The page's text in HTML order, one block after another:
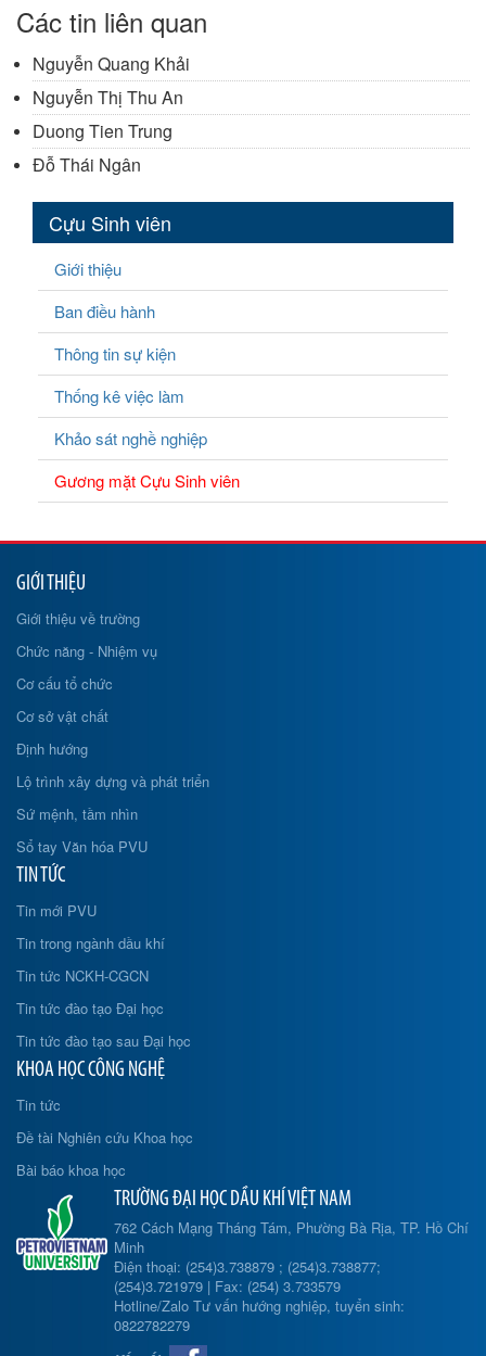
Các tin liên quan
Nguyễn Quang Khải
Nguyễn Thị Thu An
Duong Tien Trung
Đỗ Thái Ngân
Cựu Sinh viên
Giới thiệu
Ban điều hành
Thông tin sự kiện
Thống kê việc làm
Khảo sát nghề nghiệp
Gương mặt Cựu Sinh viên
GIỚI THIỆU
Giới thiệu về trường
Chức năng - Nhiệm vụ
Cơ cấu tổ chức
Cơ sở vật chất
Định hướng
Lộ trình xây dựng và phát triển
Sứ mệnh, tầm nhìn
Sổ tay Văn hóa PVU
TIN TỨC
Tin mới PVU
Tin trong ngành dầu khí
Tin tức NCKH-CGCN
Tin tức đào tạo Đại học
Tin tức đào tạo sau Đại học
KHOA HỌC CÔNG NGHỆ
Tin tức
Đề tài Nghiên cứu Khoa học
Bài báo khoa học
TRƯỜNG ĐẠI HỌC DẦU KHÍ VIỆT NAM
762 Cách Mạng Tháng Tám, Phường Bà Rịa, TP. Hồ Chí
Minh
Điện thoại: (254)3.738879 ; (254)3.738877;
(254)3.721979 | Fax: (254) 3.733579
Hotline/Zalo Tư vấn hướng nghiệp, tuyển sinh:
0822782279